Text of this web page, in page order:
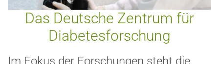
Das Deutsche Zentrum für
Diabetesforschung
Im Fokus der Forschungen steht die